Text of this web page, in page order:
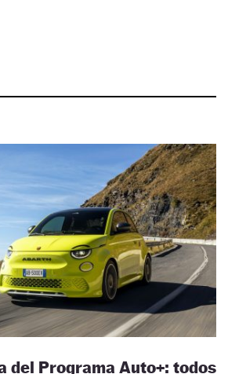
del Programa Auto+: todos